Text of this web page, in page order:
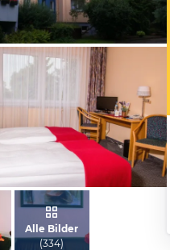
Dezember 2013
Dezember 2013
Alle Bilder
(334)